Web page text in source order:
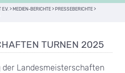
> MEDIEN-BERICHTE > PRESSEBERICHTE >
TURNEN 2025
Landesmeisterschaften